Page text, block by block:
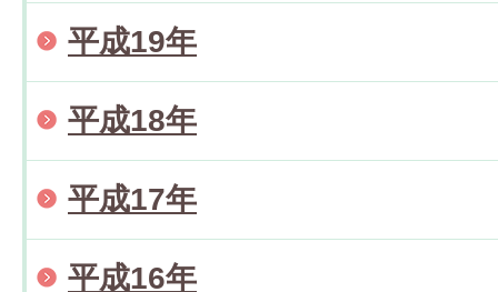
平成19年
平成18年
平成17年
平成16年